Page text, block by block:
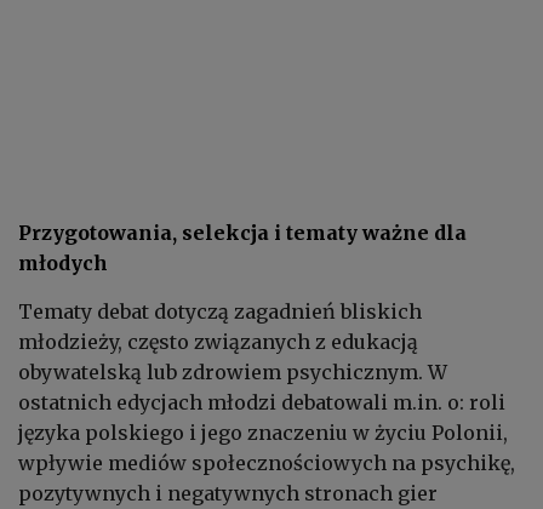
Przygotowania, selekcja i tematy ważne dla
młodych
Tematy debat dotyczą zagadnień bliskich
młodzieży, często związanych z edukacją
obywatelską lub zdrowiem psychicznym. W
ostatnich edycjach młodzi debatowali m.in. o: roli
języka polskiego i jego znaczeniu w życiu Polonii,
wpływie mediów społecznościowych na psychikę,
pozytywnych i negatywnych stronach gier